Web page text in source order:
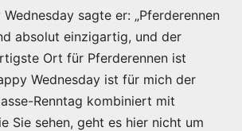
sagte er: „Pferderennen
absolut einzigartig, und der
Ort für Pferderennen ist
Wednesday ist für mich der
Renntag kombiniert mit
Sie sehen, geht es hier nicht um